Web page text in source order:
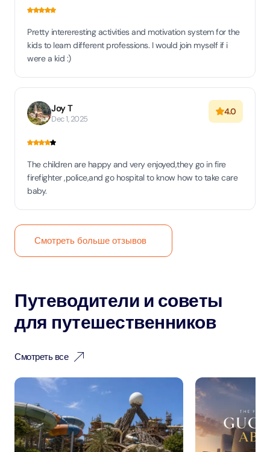
Pretty intereresting activities and motivation system for the
kids to learn different professions. I would join myself if i
were a kid :)
Joy T
Dec 1, 2025
4.0
The children are happy and very enjoyed,they go in fire
firefighter ,police,and go hospital to know how to take care
baby.
Смотреть больше отзывов
Путеводители и советы
для путешественников
Смотреть все